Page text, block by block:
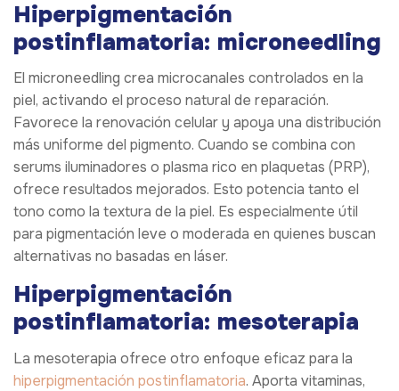
Hiperpigmentación
postinflamatoria: microneedling
El microneedling crea microcanales controlados en la
piel, activando el proceso natural de reparación.
Favorece la renovación celular y apoya una distribución
más uniforme del pigmento. Cuando se combina con
serums iluminadores o plasma rico en plaquetas (PRP),
ofrece resultados mejorados. Esto potencia tanto el
tono como la textura de la piel. Es especialmente útil
para pigmentación leve o moderada en quienes buscan
alternativas no basadas en láser.
Hiperpigmentación
postinflamatoria: mesoterapia
La mesoterapia ofrece otro enfoque eficaz para la
hiperpigmentación postinflamatoria. Aporta vitaminas,